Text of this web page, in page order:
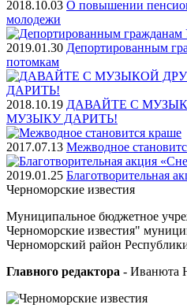
2018.10.03 О повышении
молодежи
2019.01.30 Депортированным
потомкам
2018.10.19 ДАВАЙТЕ С
МУЗЫКУ ДАРИТЬ!
2017.07.13 Межводное
2019.01.25 Благотворительная
Черноморские известия
Муниципальное бюджетное
Черноморские известия"
Черноморский район
Главного редактора - Иванюта